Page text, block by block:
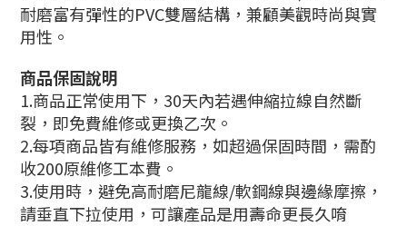
耐磨富有彈性的PVC雙層結構，兼顧美觀時尚與實
用性。
商品保固說明
1.商品正常使用下，30天內若遇伸縮拉線自然斷
裂，即免費維修或更換乙次。
2.每項商品皆有維修服務，如超過保固時間，需酌
收200原維修工本費。
3.使用時，避免高耐磨尼龍線/軟鋼線與邊緣摩擦，
請垂直下拉使用，可讓產品是用壽命更長久唷